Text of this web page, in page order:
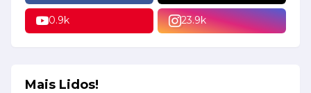
0.9k 23.9k
Mais Lidos!